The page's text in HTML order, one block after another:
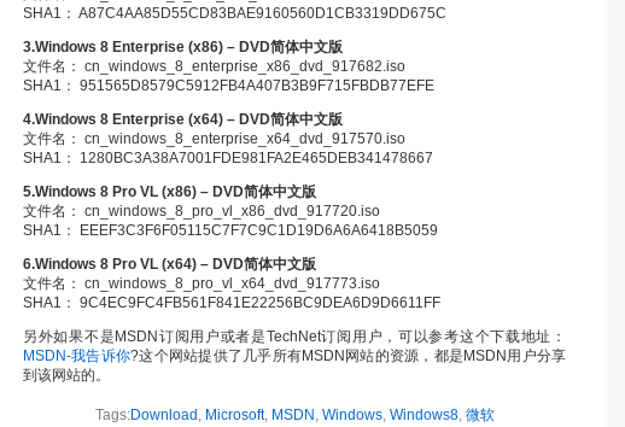
SHA1： A87C4AA85D55CD83BAE9160560D1CB3319DD675C
3.Windows 8 Enterprise (x86) – DVD简体中文版
文件名： cn_windows_8_enterprise_x86_dvd_917682.iso
SHA1： 951565D8579C5912FB4A407B3B9F715FBDB77EFE
4.Windows 8 Enterprise (x64) – DVD简体中文版
文件名： cn_windows_8_enterprise_x64_dvd_917570.iso
SHA1： 1280BC3A38A7001FDE981FA2E465DEB341478667
5.Windows 8 Pro VL (x86) – DVD简体中文版
文件名： cn_windows_8_pro_vl_x86_dvd_917720.iso
SHA1： EEEF3C3F6F05115C7F7C9C1D19D6A6A6418B5059
6.Windows 8 Pro VL (x64) – DVD简体中文版
文件名： cn_windows_8_pro_vl_x64_dvd_917773.iso
SHA1： 9C4EC9FC4FB561F841E22256BC9DEA6D9D6611FF
另外如果不是MSDN订阅用户或者是TechNet订阅用户，可以参考这个下载地址：
MSDN-我告诉你?这个网站提供了几乎所有MSDN网站的资源，都是MSDN用户分享
到该网站的。
Tags:Download , Microsoft, MSDN , Windows, Windows8, 微软